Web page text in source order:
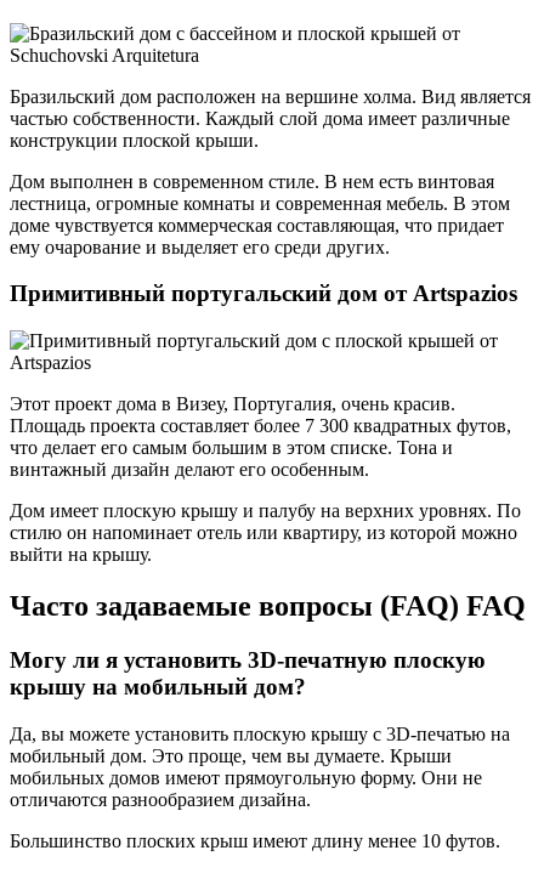
Бразильский дом расположен на вершине холма. Вид является
частью собственности. Каждый слой дома имеет различные
конструкции плоской крыши.
Дом выполнен в современном стиле. В нем есть винтовая
лестница, огромные комнаты и современная мебель. В этом
доме чувствуется коммерческая составляющая, что придает
ему очарование и выделяет его среди других.
Примитивный португальский дом от Artspazios
Этот проект дома в Визеу, Португалия, очень красив.
Площадь проекта составляет более 7 300 квадратных футов,
что делает его самым большим в этом списке. Тона и
винтажный дизайн делают его особенным.
Дом имеет плоскую крышу и палубу на верхних уровнях. По
стилю он напоминает отель или квартиру, из которой можно
выйти на крышу.
Часто задаваемые вопросы (FAQ) FAQ
Могу ли я установить 3D-печатную плоскую
крышу на мобильный дом?
Да, вы можете установить плоскую крышу с 3D-печатью на
мобильный дом. Это проще, чем вы думаете. Крыши
мобильных домов имеют прямоугольную форму. Они не
отличаются разнообразием дизайна.
Большинство плоских крыш имеют длину менее 10 футов.